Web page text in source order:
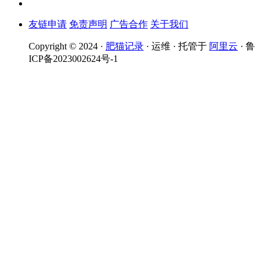
友链申请 免责声明 广告合作 关于我们
Copyright © 2024 · 肥猫记录 · 运维 · 托管于 阿里云 · 鲁
ICP备2023002624号-1